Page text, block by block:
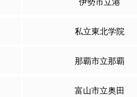
私立東北学院
那覇市立那覇
富山市立奥田